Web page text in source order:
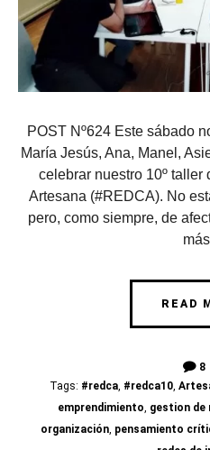
POST Nº624 Este sábado
María Jesús, Ana, Manel,
celebrar nuestro 10º
Artesana (#REDCA). No
pero, como siempre, de
READ
8
Tags: #redca, #redca10,
emprendimiento, gestion de
organización, pensamiento